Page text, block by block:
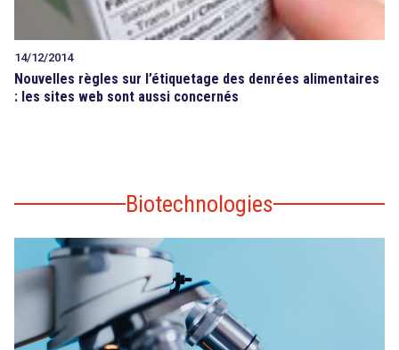
14/12/2014
Nouvelles règles sur l’étiquetage des denrées alimentaires
: les sites web sont aussi concernés
Biotechnologies